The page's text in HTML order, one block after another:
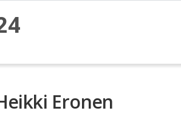
Eronen